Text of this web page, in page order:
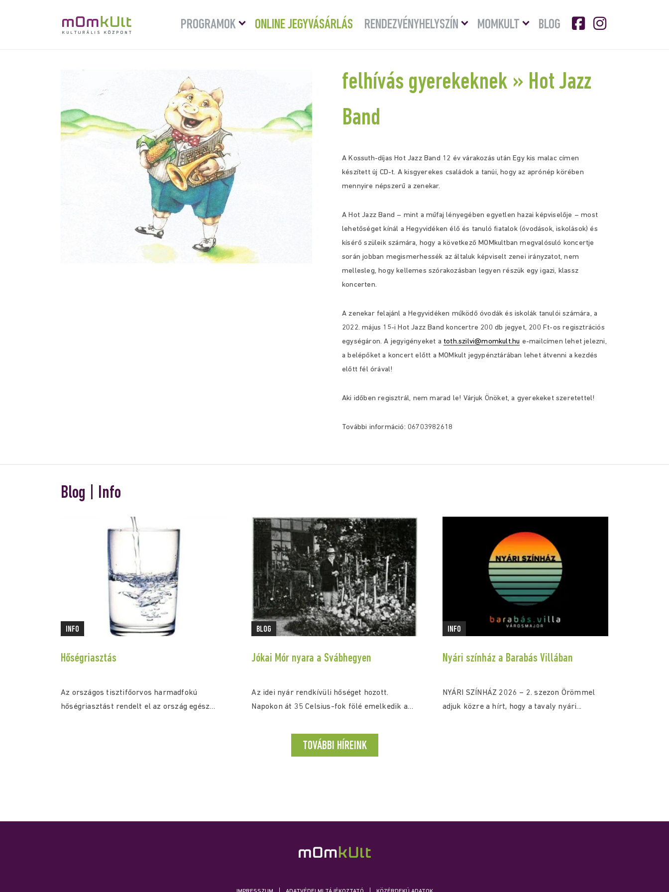
PROGRAMOK
Menü
lenyitása
ONLINE JEGYVÁSÁRLÁS RENDEZVÉNYHELYSZÍN
Menü
lenyitásaMOMKULT
Menü
lenyitása
BLOG
felhívás gyerekeknek » Hot Jazz
Band
A Kossuth-díjas Hot Jazz Band 12 év várakozás utánEgy kis malac címen
készített új CD-t. A kisgyerekes családok a tanúi, hogy az aprónép körében
mennyire népszerű a zenekar.
A Hot Jazz Band – mint a műfaj lényegében egyetlen hazai képviselője – most
lehetőséget kínál a Hegyvidéken élő és tanuló fiatalok (óvodások, iskolások) és
kísérő szüleik számára, hogy a következő MOMkultban megvalósuló koncertje
során jobban megismerhessék az általuk képviselt zenei irányzatot, nem
mellesleg, hogy kellemes szórakozásban legyen részük egy igazi, klassz
koncerten.
A zenekar felajánl a Hegyvidéken működő óvodák és iskolák tanulói számára, a
2022. május 15-i Hot Jazz Band koncertre 200 db jegyet, 200 Ft-os regisztrációs
egységáron. A jegyigényeket a toth.szilvi@momkult.hu e-mailcímen lehet jelezni,
a belépőket a koncert előtt a MOMkult jegypénztárában lehet átvenni a kezdés
előtt fél órával!
Aki időben regisztrál, nem marad le! Várjuk Önöket, a gyerekeket szeretettel!
További információ: 06703982618
Blog | Info
INFO
Hőségriasztás
Az országos tisztifőorvos harmadfokú
hőségriasztást rendelt el az ország egész
BLOG
Jókai Mór nyara a Svábhegyen
Az idei nyár rendkívüli hőséget hozott.
Napokon át 35 Celsius-fok fölé emelkedik a
INFO
Nyári színház a Barabás Villában
NYÁRI SZÍNHÁZ 2026 – 2. szezon Örömmel
adjuk közre a hírt, hogy a tavaly nyári...
TOVÁBBI HÍREINK